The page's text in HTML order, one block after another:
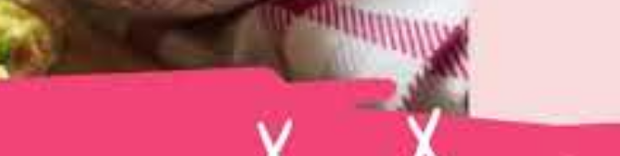
WENN DIR DIESES REZEPT GEFÄLLT …
Unser Mix-Backbuch hat über 100 davon
Das große Mix-Backbuch
Über 100 Backrezepte für
den Thermomix®